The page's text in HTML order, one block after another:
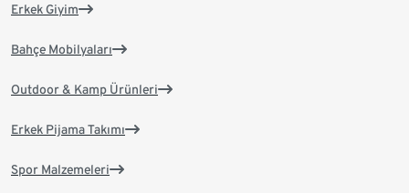
Erkek Giyim
Bahçe Mobilyaları
Outdoor & Kamp Ürünleri
Erkek Pijama Takımı
Spor Malzemeleri